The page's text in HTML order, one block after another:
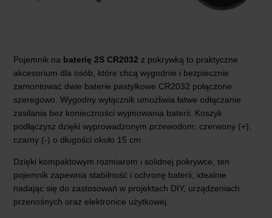
Pojemnik na baterię 2S CR2032 z pokrywką to praktyczne
akcesorium dla osób, które chcą wygodnie i bezpiecznie
zamontować dwie baterie pastylkowe CR2032 połączone
szeregowo. Wygodny wyłącznik umożliwia łatwe odłączanie
zasilania bez konieczności wyjmowania baterii. Koszyk
podłączysz dzięki wyprowadzonym przewodom: czerwony (+),
czarny (-) o długości około 15 cm.
Dzięki kompaktowym rozmiarom i solidnej pokrywce, ten
pojemnik zapewnia stabilność i ochronę baterii, idealnie
nadając się do zastosowań w projektach DIY, urządzeniach
przenośnych oraz elektronice użytkowej.